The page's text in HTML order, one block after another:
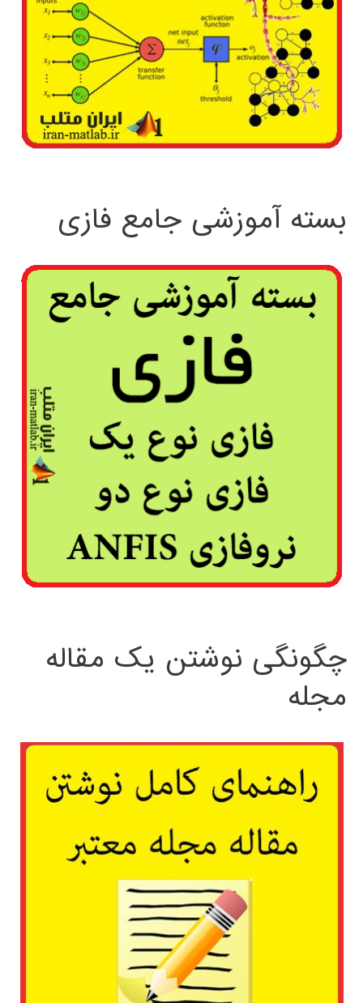
بسته آموزشی جامع فازی
چگونگی نوشتن یک مقاله
مجله